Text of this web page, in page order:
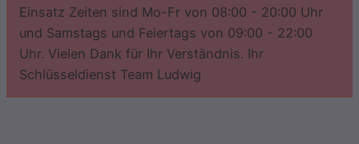
Einsatz Zeiten sind Mo-Fr von 08:00 - 20:00 Uhr
und Samstags und Feiertags von 09:00 - 22:00
Uhr. Vielen Dank für Ihr Verständnis. Ihr
Schlüsseldienst Team Ludwig